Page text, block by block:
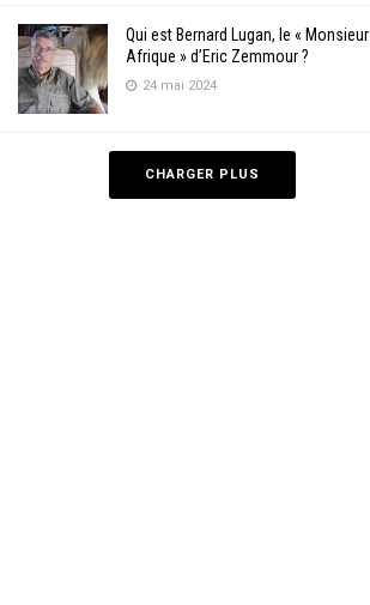
Qui est Bernard Lugan, le « Monsieur
Afrique » d’Eric Zemmour ?
24 mai 2024
CHARGER PLUS